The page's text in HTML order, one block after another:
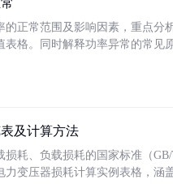
正常范围及影响因素，重点分
表格。同时解释功率异常的常
及计算方法
耗、负载损耗的国家标准（
变压器损耗计算实例表格，涵